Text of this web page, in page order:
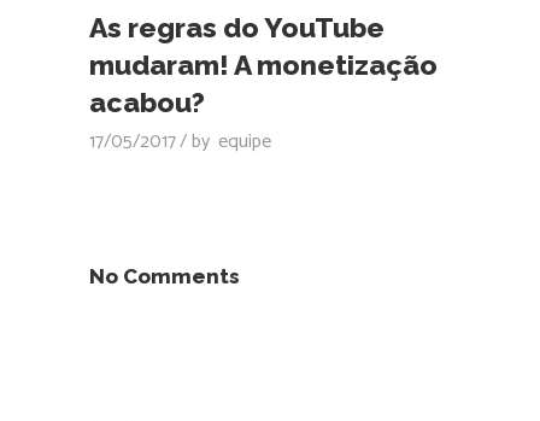
As regras do YouTube
mudaram! A monetização
acabou?
17/05/2017 by equipe
No Comments